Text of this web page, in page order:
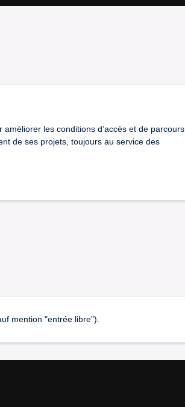
les conditions d’accès et de parcours
de ses projets, toujours au service des
mention "entrée libre").